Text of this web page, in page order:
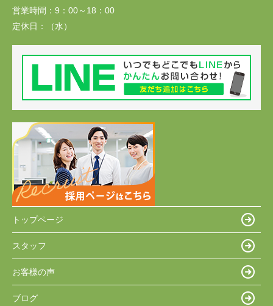
営業時間： 9：00～18：00
定休日：
（水）
トップページ
スタッフ
お客様の声
ブログ